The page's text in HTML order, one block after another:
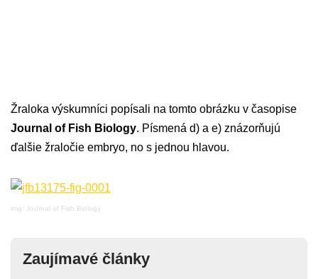
Žraloka výskumníci popísali na tomto obrázku v časopise
Journal of Fish Biology. Písmená d) a e) znázorňujú
ďalšie žraločie embryo, no s jednou hlavou.
img: Journal of Fish Biology
Zaujímavé články